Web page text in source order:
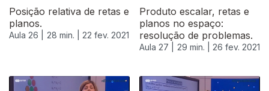
Posição relativa de retas e
planos.
Aula 26 | 28 min. | 22 fev. 2021
Produto escalar, retas e
planos no espaço:
resolução de problemas.
Aula 27 | 29 min. | 26 fev. 2021